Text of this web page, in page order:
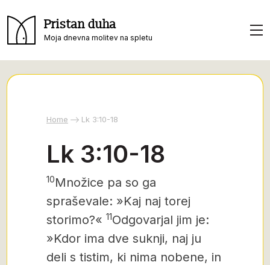
Pristan duha
Moja dnevna molitev na spletu
Home Lk 3:10-18
Lk 3:10-18
10Množice pa so ga
spraševale: »Kaj naj torej
storimo?« 11Odgovarjal jim je:
»Kdor ima dve suknji, naj ju
deli s tistim, ki nima nobene, in